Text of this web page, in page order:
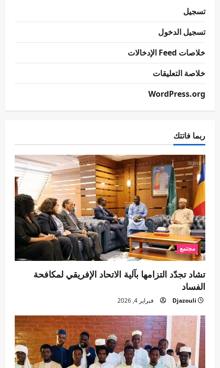
تسجيل
تسجيل الدخول
خلاصات Feed الإدخالات
خلاصة التعليقات
WordPress.org
ربما فاتتك
مجتمع
تشاد تجدّد التزامها بآلية الاتحاد الإفريقي لمكافحة
الفساد
Djazouli فبراير 4, 2026